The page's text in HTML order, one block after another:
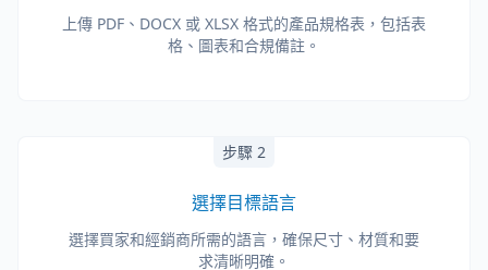
上傳 PDF、DOCX 或 XLSX 格式的產品規格表，包括表
格、圖表和合規備註。
步驟 2
選擇目標語言
選擇買家和經銷商所需的語言，確保尺寸、材質和要
求清晰明確。